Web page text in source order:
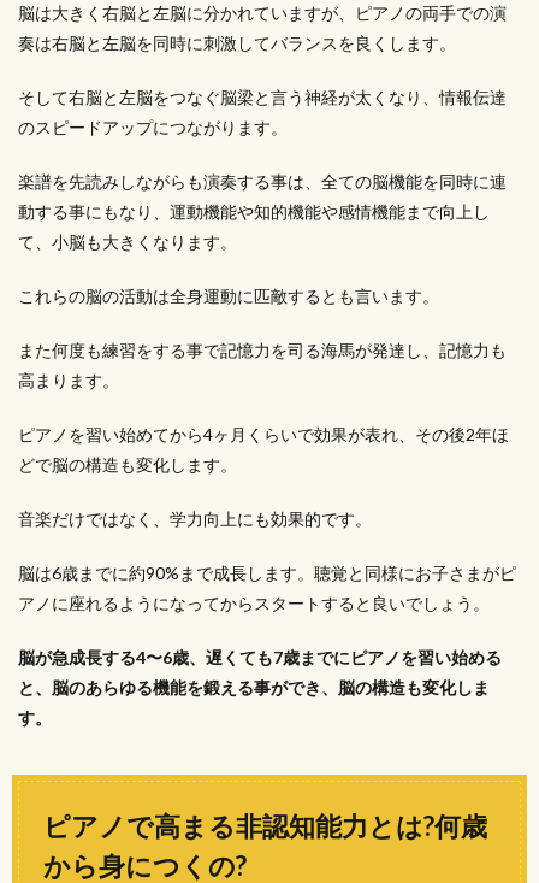
脳は大きく右脳と左脳に分かれていますが、ピアノの両手での演
奏は右脳と左脳を同時に刺激してバランスを良くします。
そして右脳と左脳をつなぐ脳梁と言う神経が太くなり、情報伝達
のスピードアップにつながります。
楽譜を先読みしながらも演奏する事は、全ての脳機能を同時に連
動する事にもなり、運動機能や知的機能や感情機能まで向上し
て、小脳も大きくなります。
これらの脳の活動は全身運動に匹敵するとも言います。
また何度も練習をする事で記憶力を司る海馬が発達し、記憶力も
高まります。
ピアノを習い始めてから4ヶ月くらいで効果が表れ、その後2年ほ
どで脳の構造も変化します。
音楽だけではなく、学力向上にも効果的です。
脳は6歳までに約90%まで成長します。聴覚と同様にお子さまがピ
アノに座れるようになってからスタートすると良いでしょう。
脳が急成長する4〜6歳、遅くても7歳までにピアノを習い始める
と、脳のあらゆる機能を鍛える事ができ、脳の構造も変化しま
す。
ピアノで高まる非認知能力とは?何歳
から身につくの?